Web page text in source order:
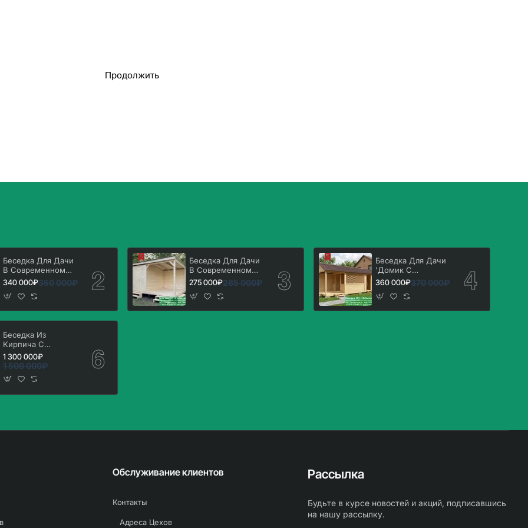
Продолжить
Беседка Для Дачи
В Современном
Стиле 'Лофт' 3х7
340 000₽350 000₽
Беседка Для Дачи
В Современном
Стиле 'Лофт' 3х5,
275 000₽285 000₽
Беседка Для Дачи
'Домик С
Хозблоком 3х7'.
Вариант № 1
360 000₽370 000₽
Беседка Из
Кирпича С
Мангальной Зоной
Барбекю. Вариант
1 300 000₽
1 500 000₽
Обслуживание клиентов
Контакты
Адреса Цехов
Рассылка
Будьте в курсе новостей и акций, подписавшись
на нашу рассылку.